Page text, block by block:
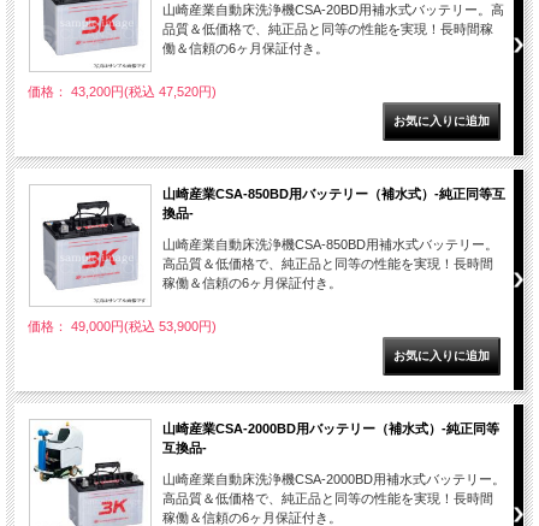
山崎産業自動床洗浄機CSA-20BD用補水式バッテリー。高
品質＆低価格で、純正品と同等の性能を実現！長時間稼
働＆信頼の6ヶ月保証付き。
価格： 43,200円(税込 47,520円)
山崎産業CSA-850BD用バッテリー（補水式）-純正同等互
換品-
山崎産業自動床洗浄機CSA-850BD用補水式バッテリー。
高品質＆低価格で、純正品と同等の性能を実現！長時間
稼働＆信頼の6ヶ月保証付き。
価格： 49,000円(税込 53,900円)
山崎産業CSA-2000BD用バッテリー（補水式）-純正同等
互換品-
山崎産業自動床洗浄機CSA-2000BD用補水式バッテリー。
高品質＆低価格で、純正品と同等の性能を実現！長時間
稼働＆信頼の6ヶ月保証付き。